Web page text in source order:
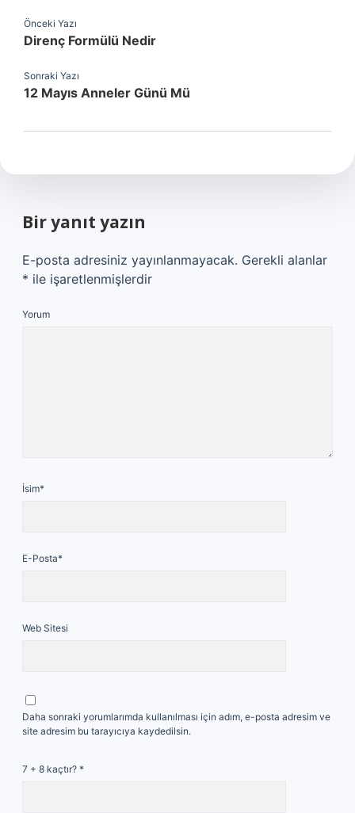
Önceki Yazı
Direnç Formülü Nedir
Sonraki Yazı
12 Mayıs Anneler Günü Mü
Bir yanıt yazın
E-posta adresiniz yayınlanmayacak. Gerekli alanlar
* ile işaretlenmişlerdir
Yorum
İsim*
E-Posta*
Web Sitesi
Daha sonraki yorumlarımda kullanılması için adım, e-posta adresim ve
site adresim bu tarayıcıya kaydedilsin.
7 + 8 kaçtır? *